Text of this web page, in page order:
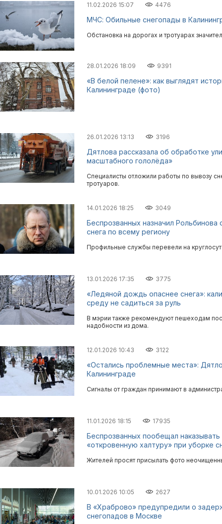
11.02.2026 15:07 4476
МЧС: Обильные снегопады в
Обстановка на дорогах и тротуарах
28.01.2026 18:09 9391
«В белой пелене»: как выглядят
Калининграде (фото)
26.01.2026 13:13 3196
Дятлова рассказала об обработке
масштабного гололёда»
Специалисты отложили работы по вывозу
тротуаров.
14.01.2026 18:25 3049
Беспрозванных назначил
снега по всему региону
Профильные службы перевели на
13.01.2026 17:35 3775
«Ледяной дождь опаснее снега»:
среду не садиться за руль
В мэрии также рекомендуют пешеходам
надобности из дома.
12.01.2026 10:43 3122
«Остались проблемные места»:
Калининграде
Сигналы от граждан принимают в
11.01.2026 18:15 17935
Беспрозванных пообещал
«откровенную халтуру» при уборке
Жителей просят присылать фото
10.01.2026 10:05 2627
В «Храброво» предупредили о
снегопадов в Москве